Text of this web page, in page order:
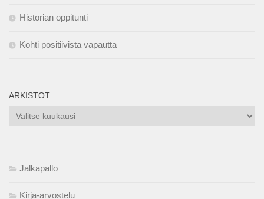
Historian oppitunti
Kohti positiivista vapautta
ARKISTOT
Arkistot
Jalkapallo
Kirja-arvostelu